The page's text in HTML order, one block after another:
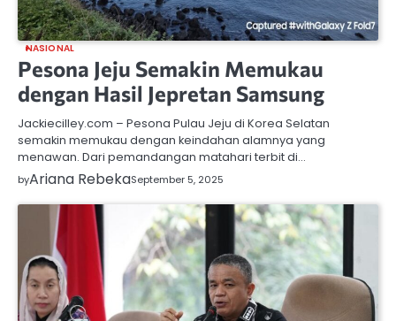
NASIONAL
Pesona Jeju Semakin Memukau
dengan Hasil Jepretan Samsung
Jackiecilley.com – Pesona Pulau Jeju di Korea Selatan
semakin memukau dengan keindahan alamnya yang
menawan. Dari pemandangan matahari terbit di…
byAriana RebekaSeptember 5, 2025